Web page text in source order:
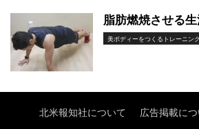
脂肪燃焼させる
美ボディーをつくるトレーニン
北米報知社について 広告掲載に